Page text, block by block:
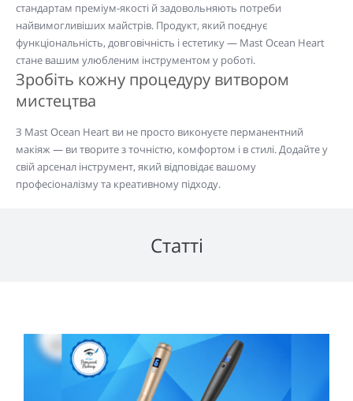
стандартам преміум-якості й задовольняють потреби
найвимогливіших майстрів. Продукт, який поєднує
функціональність, довговічність і естетику — Mast Ocean Heart
стане вашим улюбленим інструментом у роботі.
Зробіть кожну процедуру витвором
мистецтва
З Mast Ocean Heart ви не просто виконуєте перманентний
макіяж — ви творите з точністю, комфортом і в стилі. Додайте у
свій арсенал інструмент, який відповідає вашому
професіоналізму та креативному підходу.
Статті